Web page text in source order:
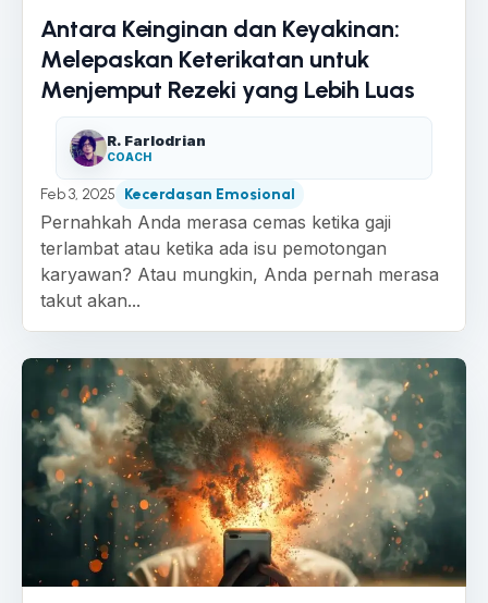
Antara Keinginan dan Keyakinan:
Melepaskan Keterikatan untuk
Menjemput Rezeki yang Lebih Luas
R. Farlodrian
COACH
Feb 3, 2025 Kecerdasan Emosional
Pernahkah Anda merasa cemas ketika gaji
terlambat atau ketika ada isu pemotongan
karyawan? Atau mungkin, Anda pernah merasa
takut akan...